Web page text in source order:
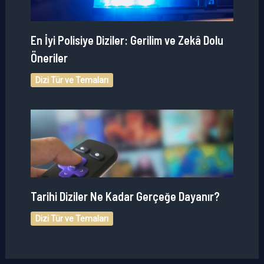
En İyi Polisiye Diziler: Gerilim ve Zekâ Dolu
Öneriler
Dizi Tür ve Temaları
Tarihi Diziler Ne Kadar Gerçeğe Dayanır?
Dizi Tür ve Temaları